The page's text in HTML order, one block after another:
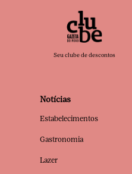
Seu clube de descontos
Notícias
Estabelecimentos
Gastronomia
Lazer